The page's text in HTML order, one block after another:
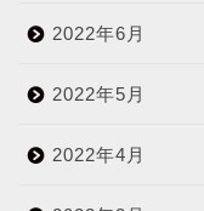
2022年6月
2022年5月
2022年4月